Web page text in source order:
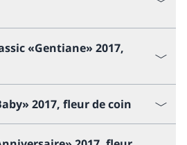
«Gentiane» 2017,
2017, fleur de coin